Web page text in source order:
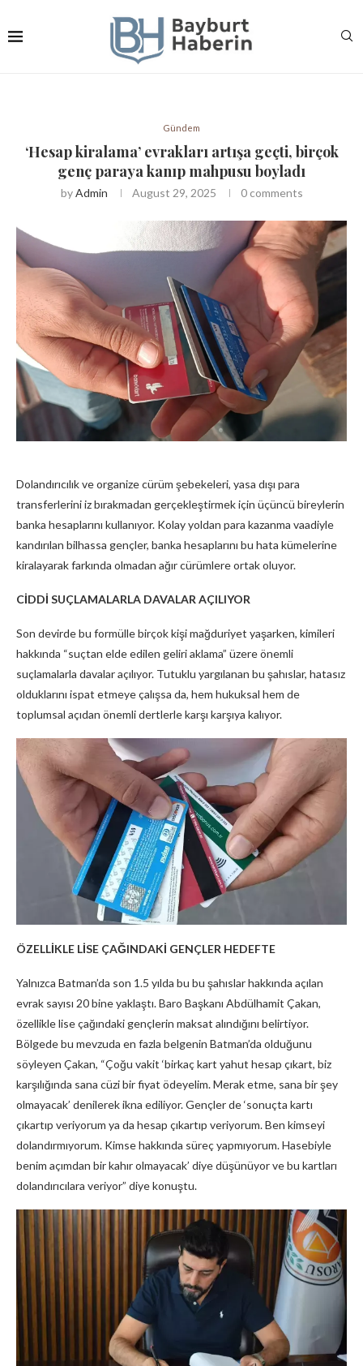
Gündem
‘Hesap kiralama’ evrakları artışa geçti, birçok
genç paraya kanıp mahpusu boyladı
byAdmin August 29, 2025 0 comments
Dolandırıcılık ve organize cürüm şebekeleri, yasa dışı para
transferlerini iz bırakmadan gerçekleştirmek için üçüncü bireylerin
banka hesaplarını kullanıyor. Kolay yoldan para kazanma vaadiyle
kandırılan bilhassa gençler, banka hesaplarını bu hata kümelerine
kiralayarak farkında olmadan ağır cürümlere ortak oluyor.
CİDDİ SUÇLAMALARLA DAVALAR AÇILIYOR
Son devirde bu formülle birçok kişi mağduriyet yaşarken, kimileri
hakkında “suçtan elde edilen geliri aklama” üzere önemli
suçlamalarla davalar açılıyor. Tutuklu yargılanan bu şahıslar, hatasız
olduklarını ispat etmeye çalışsa da, hem hukuksal hem de
toplumsal açıdan önemli dertlerle karşı karşıya kalıyor.
ÖZELLİKLE LİSE ÇAĞINDAKİ GENÇLER HEDEFTE
Yalnızca Batman’da son 1.5 yılda bu bu şahıslar hakkında açılan
evrak sayısı 20 bine yaklaştı. Baro Başkanı Abdülhamit Çakan,
özellikle lise çağındaki gençlerin maksat alındığını belirtiyor.
Bölgede bu mevzuda en fazla belgenin Batman’da olduğunu
söyleyen Çakan, “Çoğu vakit ‘birkaç kart yahut hesap çıkart, biz
karşılığında sana cüzi bir fiyat ödeyelim. Merak etme, sana bir şey
olmayacak’ denilerek ikna ediliyor. Gençler de ‘sonuçta kartı
çıkartıp veriyorum ya da hesap çıkartıp veriyorum. Ben kimseyi
dolandırmıyorum. Kimse hakkında süreç yapmıyorum. Hasebiyle
benim açımdan bir kahır olmayacak’ diye düşünüyor ve bu kartları
dolandırıcılara veriyor” diye konuştu.